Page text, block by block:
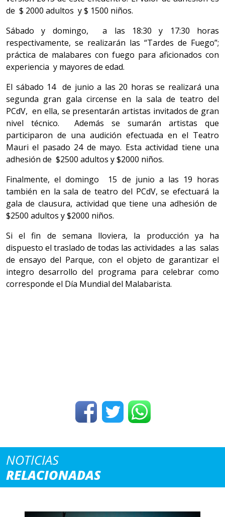
de $ 2000 adultos y $ 1500 niños.
Sábado y domingo, a las 18:30 y 17:30 horas
respectivamente, se realizarán las “Tardes de Fuego”;
práctica de malabares con fuego para aficionados con
experiencia y mayores de edad.
El sábado 14 de junio a las 20 horas se realizará una
segunda gran gala circense en la sala de teatro del
PCdV, en ella, se presentarán artistas invitados de gran
nivel técnico. Además se sumarán artistas que
participaron de una audición efectuada en el Teatro
Mauri el pasado 24 de mayo. Esta actividad tiene una
adhesión de $2500 adultos y $2000 niños.
Finalmente, el domingo 15 de junio a las 19 horas
también en la sala de teatro del PCdV, se efectuará la
gala de clausura, actividad que tiene una adhesión de
$2500 adultos y $2000 niños.
Si el fin de semana lloviera, la producción ya ha
dispuesto el traslado de todas las actividades a las salas
de ensayo del Parque, con el objeto de garantizar el
integro desarrollo del programa para celebrar como
corresponde el Día Mundial del Malabarista.
NOTICIAS
RELACIONADAS